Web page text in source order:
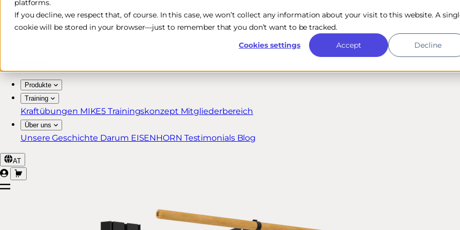
platforms.
If you decline, we respect that, of course. In this case, we won’t collect any information about your visit to this website. A
cookie will be stored in your browser—just to remember that you don’t want to be tracked.
Cookies settings
Accept Decline
Kostenlose & schnelle Lieferung*
30 Tage Rückgaberecht
Produkte
Training
Kraftübungen MIKE5 Trainingskonzept Mitgliederbereich
Über uns
Unsere Geschichte Darum EISENHORN Testimonials Blog
AT